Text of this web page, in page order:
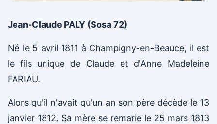
Jean-Claude PALY (Sosa 72)
Né le 5 avril 1811 à Champigny-en-Beauce, il est
le fils unique de Claude et d'Anne Madeleine
FARIAU.
Alors qu'il n'avait qu'un an son père décède le 13
janvier 1812. Sa mère se remarie le 25 mars 1813